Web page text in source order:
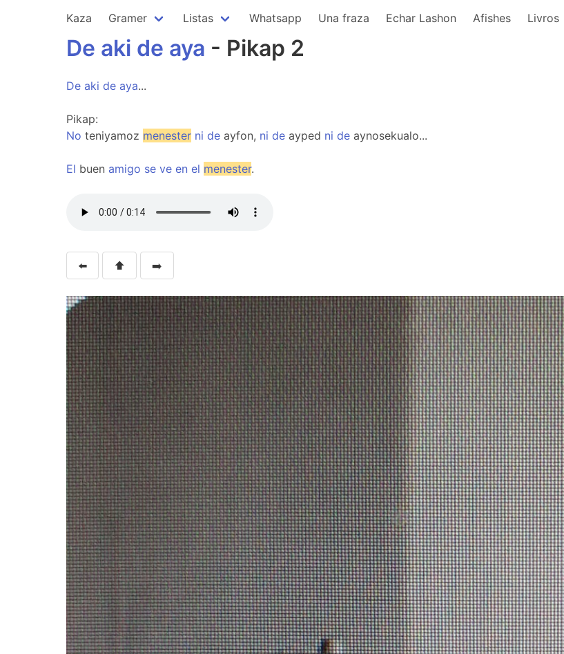
Kaza Gramer Listas Whatsapp Una fraza Echar Lashon Afishes Livros
De aki de aya - Pikap 2
De aki de aya...
Pikap:
No teniyamoz menester ni de ayfon, ni de ayped ni de aynosekualo...
El buen amigo se ve en el menester.
⬅️ ⬆️ ➡️